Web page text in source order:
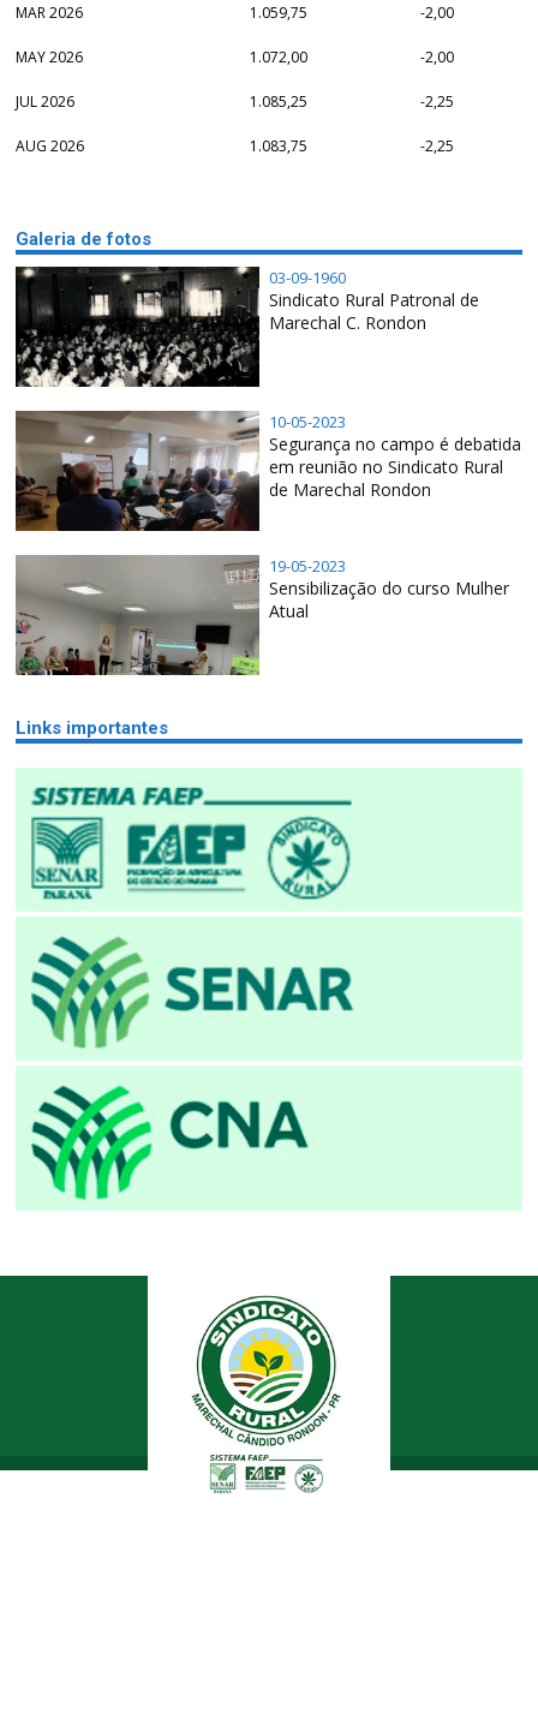
MAR 2026
1.059,75 -2,00
MAY 2026 1.072,00 -2,00
JUL 2026 1.085,25 -2,25
AUG 2026 1.083,75 -2,25
Galeria de fotos
03-09-1960
Sindicato Rural Patronal de
Marechal C. Rondon
10-05-2023
Segurança no campo é debatida
em reunião no Sindicato Rural
de Marechal Rondon
19-05-2023
Sensibilização do curso Mulher
Atual
Links importantes